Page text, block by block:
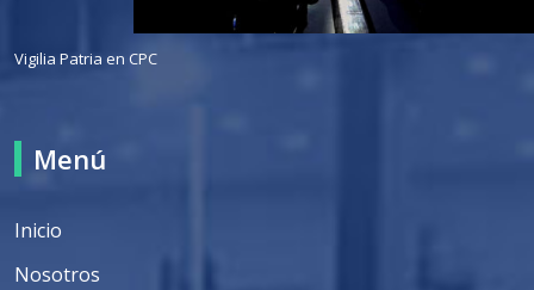
Vigilia Patria en CPC
Menú
Inicio
Nosotros